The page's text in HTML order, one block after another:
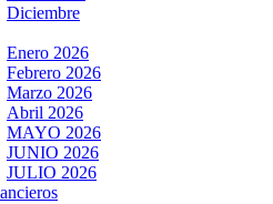
Diciembre
Enero 2026
Febrero 2026
Marzo 2026
Abril 2026
MAYO 2026
JUNIO 2026
JULIO 2026